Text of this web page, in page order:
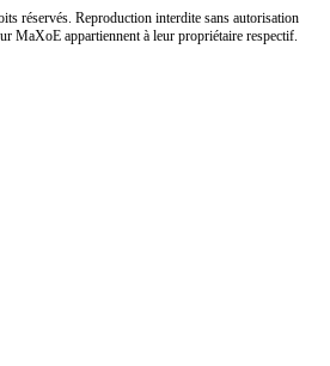
réservés. Reproduction interdite sans autorisation
MaXoE appartiennent à leur propriétaire respectif.